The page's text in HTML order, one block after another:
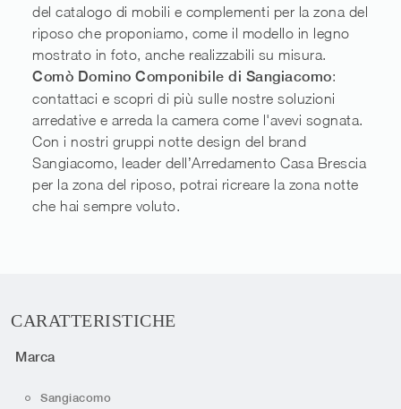
del catalogo di mobili e complementi per la zona del
riposo che proponiamo, come il modello in legno
mostrato in foto, anche realizzabili su misura.
Comò Domino Componibile di Sangiacomo:
contattaci e scopri di più sulle nostre soluzioni
arredative e arreda la camera come l'avevi sognata.
Con i nostri gruppi notte design del brand
Sangiacomo, leader dell’Arredamento Casa Brescia
per la zona del riposo, potrai ricreare la zona notte
che hai sempre voluto.
CARATTERISTICHE
Marca
Sangiacomo